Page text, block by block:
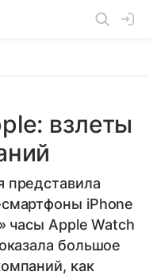
взлеты
представила
iPhone
часы Apple Watch
большое
как